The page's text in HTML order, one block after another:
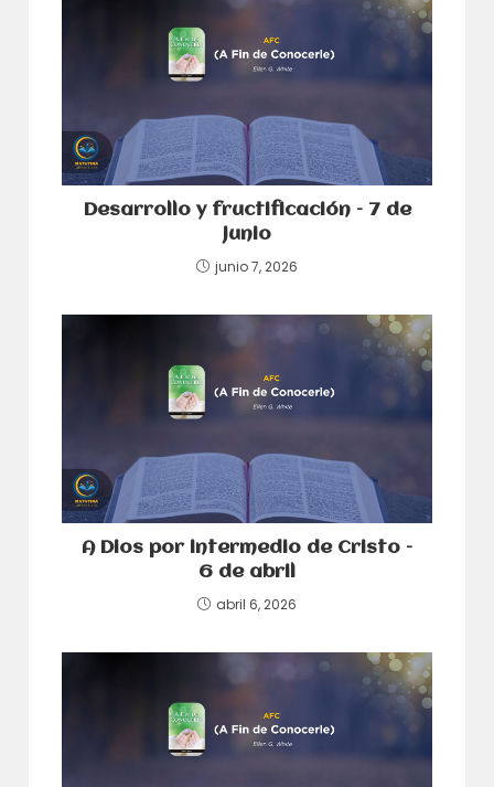
Desarrollo y fructificación – 7 de
junio
junio 7, 2026
A Dios por intermedio de Cristo –
6 de abril
abril 6, 2026